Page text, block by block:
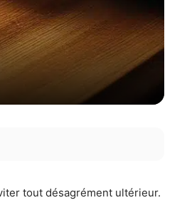
tout désagrément ultérieur.